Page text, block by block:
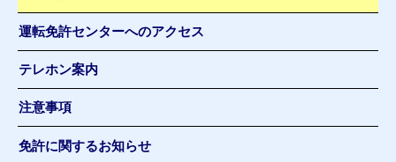
運転免許センターへのアクセス
テレホン案内
注意事項
免許に関するお知らせ